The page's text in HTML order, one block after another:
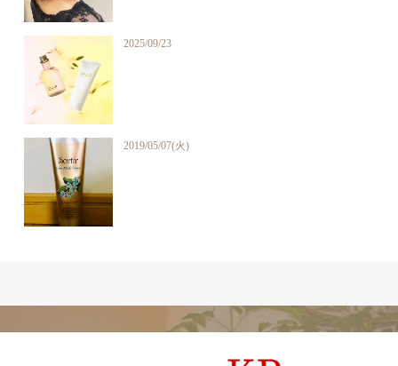
2025/09/23
2019/05/07(火)